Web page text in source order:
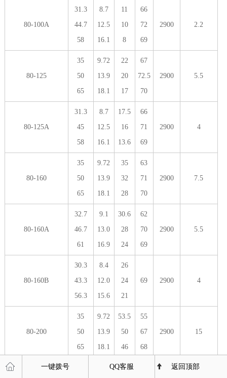
80-100A
31.3
44.7
58
8.7
12.5
16.1
11
10
8
66
72
69
2900 2.2
80-125
35
50
65
9.72
13.9
18.1
22
20
17
67
72.5
70
2900 5.5
80-125A
31.3
45
58
8.7
12.5
16.1
17.5
16
13.6
66
71
69
2900 4
80-160
35
50
65
9.72
13.9
18.1
35
32
28
63
71
70
2900 7.5
80-160A
32.7
46.7
61
9.1
13.0
16.9
30.6
28
24
62
70
69
2900 5.5
80-160B
30.3
43.3
56.3
8.4
12.0
15.6
26
24
21
69 2900 4
80-200
35
50
65
9.72
13.9
18.1
53.5
50
46
55
67
68
2900 15
47
一键拨号 QQ客服 返回顶部